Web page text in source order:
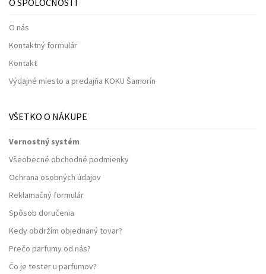
O nás
Kontaktný formulár
Kontakt
Výdajné miesto a predajňa KOKU Šamorín
VŠETKO O NÁKUPE
Vernostný systém
Všeobecné obchodné podmienky
Ochrana osobných údajov
Reklamačný formulár
Spôsob doručenia
Kedy obdržím objednaný tovar?
Prečo parfumy od nás?
Čo je tester u parfumov?